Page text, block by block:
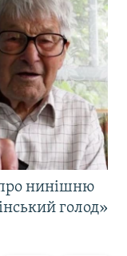
про нинішню
голод»